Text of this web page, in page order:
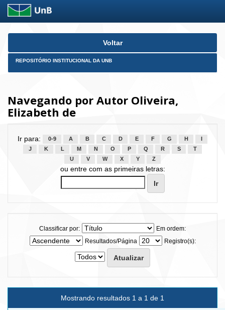
Skip
Voltar
REPOSITÓRIO INSTITUCIONAL DA UNB
Navegando por Autor Oliveira,
Elizabeth de
Ir para: 0-9 A B C D E F G H
J
K L M N O P Q R S
T
U
V W X Y Z
ou entre com as primeiras letras:
Classificar por:
Em ordem:
Resultados/Página
Registro(s):
Mostrando resultados 1 a 1 de 1